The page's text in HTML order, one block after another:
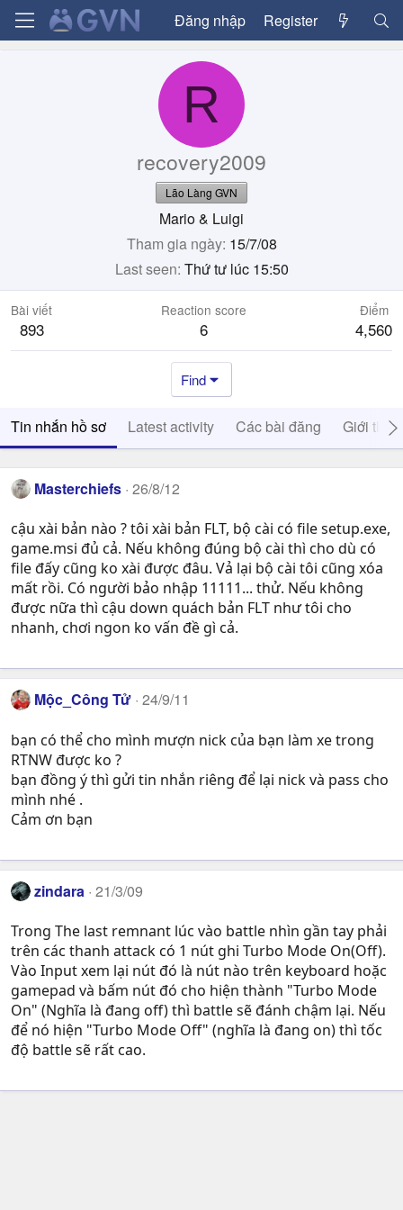
Đăng nhập Register
R
recovery2009
Lão Làng GVN
Mario & Luigi
Tham gia ngày 15/7/08
Last seen Thứ tư lúc 15:50
Bài viết
893
Reaction score
6
Điểm
4,560
Find
Tin nhắn hồ sơ Latest activity Các bài đăng Giới thiệu
Masterchiefs 26/8/12
cậu xài bản nào ? tôi xài bản FLT, bộ cài có file setup.exe,
game.msi đủ cả. Nếu không đúng bộ cài thì cho dù có
file đấy cũng ko xài được đâu. Vả lại bộ cài tôi cũng xóa
mất rồi. Có người bảo nhập 11111... thử. Nếu không
được nữa thì cậu down quách bản FLT như tôi cho
nhanh, chơi ngon ko vấn đề gì cả.
Mộc_Công Tử 24/9/11
bạn có thể cho mình mượn nick của bạn làm xe trong
RTNW được ko ?
bạn đồng ý thì gửi tin nhắn riêng để lại nick và pass cho
mình nhé .
Cảm ơn bạn
zindara 21/3/09
Trong The last remnant lúc vào battle nhìn gần tay phải
trên các thanh attack có 1 nút ghi Turbo Mode On(Off).
Vào Input xem lại nút đó là nút nào trên keyboard hoặc
gamepad và bấm nút đó cho hiện thành "Turbo Mode
On" (Nghĩa là đang off) thì battle sẽ đánh chậm lại. Nếu
để nó hiện "Turbo Mode Off" (nghĩa là đang on) thì tốc
độ battle sẽ rất cao.